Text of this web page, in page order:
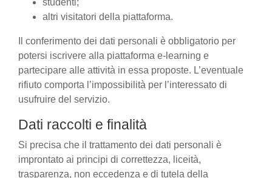
studenti;
altri visitatori della piattaforma.
Il conferimento dei dati personali è obbligatorio per
potersi iscrivere alla piattaforma e-learning e
partecipare alle attività in essa proposte. L’eventuale
rifiuto comporta l’impossibilità per l’interessato di
usufruire del servizio.
Dati raccolti e finalità
Si precisa che il trattamento dei dati personali è
improntato ai principi di correttezza, liceità,
trasparenza, non eccedenza e di tutela della